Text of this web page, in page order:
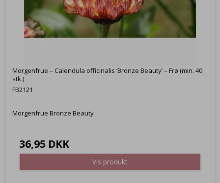
Morgenfrue – Calendula officinalis ‘Bronze Beauty’ – Frø (min. 40
stk.)
FB2121
Morgenfrue Bronze Beauty
36,95 DKK
Vis produkt